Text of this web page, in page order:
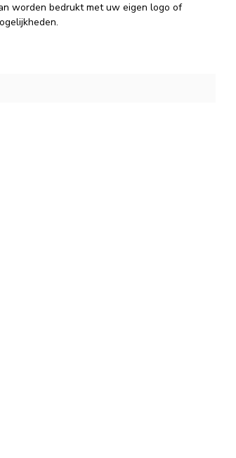
worden bedrukt met uw eigen logo of